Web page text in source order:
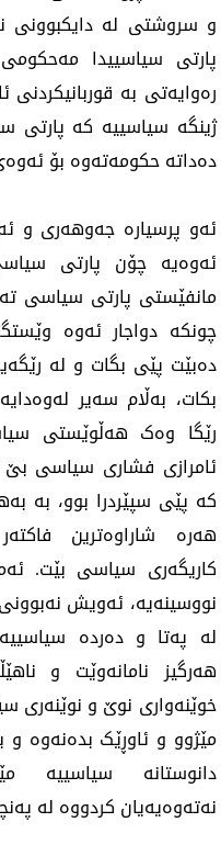
و سروشتی لە دایکبوونی
پارتی سیاسییدا
رەوایەتی بە
ژینگە سیاسییە کە پارتی
دەداتە حکومەتەوە بۆ
ئەو پرسیارە جەوهەری و
ئەوەیە چۆن پارتی
مانفێستی پارتی سیاسی
چونکە دواجار ئەوە
دەبێت پێی بگات و لە
بکات، بەڵام سەیر
رێگا وەک هەڵوێستی
ئامرازی فشاری سیاسی بێ
کە پێی سپێردرا بوو، بە
هەرە شاراوەترین
کاریگەری سیاسی بێت.
نووسینەیە، ئەویش
لە پەتا و دەردە
هەرگیز نامانەوێت و
خوێنەواری نوێ و نوێنەری
مێژوو و ئاوڕێک بدەنەوە
دانوستانە سیاسییە
نەتەوەیەیان کردووە لە